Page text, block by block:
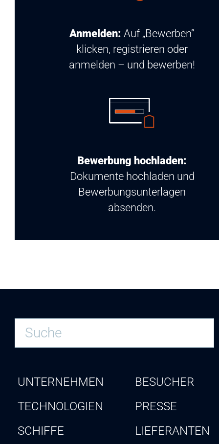
Anmelden: Auf „Bewerben“
klicken, registrieren oder
anmelden – und bewerben!
Bewerbung hochladen:
Dokumente hochladen und
Bewerbungsunterlagen
absenden.
UNTERNEHMEN
TECHNOLOGIEN
SCHIFFE
BESUCHER
PRESSE
LIEFERANTEN